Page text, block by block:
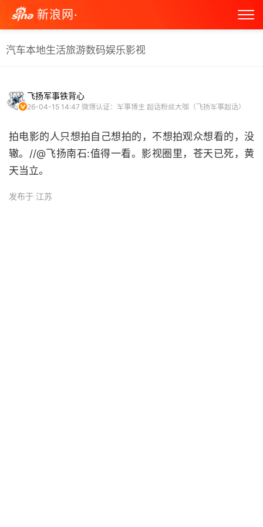
新浪网·
汽车本地生活旅游数码娱乐影视
飞扬军事铁背心
26-04-15 14:47 微博认证：军事博主 超话粉丝大咖（飞扬军事超话）
拍电影的人只想拍自己想拍的，不想拍观众想看的，没
辙。//@飞扬南石:值得一看。影视圈里，苍天已死，黄
天当立。
发布于 江苏